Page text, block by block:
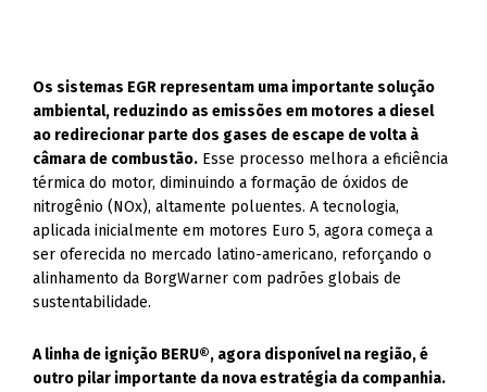
Os sistemas EGR representam uma importante solução
ambiental, reduzindo as emissões em motores a diesel
ao redirecionar parte dos gases de escape de volta à
câmara de combustão. Esse processo melhora a eficiência
térmica do motor, diminuindo a formação de óxidos de
nitrogênio (NOx), altamente poluentes. A tecnologia,
aplicada inicialmente em motores Euro 5, agora começa a
ser oferecida no mercado latino-americano, reforçando o
alinhamento da BorgWarner com padrões globais de
sustentabilidade.
A linha de ignição BERU®, agora disponível na região, é
outro pilar importante da nova estratégia da companhia.